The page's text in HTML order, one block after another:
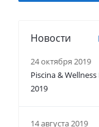
Новости
24 октября 2019
Piscina &
2019
14 августа 2019